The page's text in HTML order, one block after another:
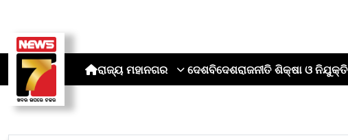
ରାଜ୍ୟ ମହାନଗର ଦେଶବିଦେଶରାଜନୀତି ଶିକ୍ଷା ଓ ନିଯୁକ୍ତି